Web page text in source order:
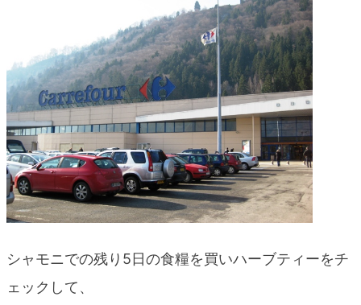
シャモニでの残り5日の食糧を買いハーブティーをチ
ェックして、